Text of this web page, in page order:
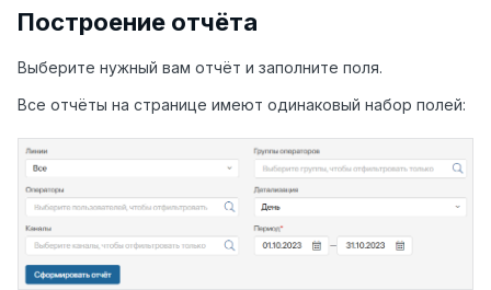
Построение отчёта
Выберите нужный вам отчёт и заполните поля.
Все отчёты на странице имеют одинаковый набор полей: